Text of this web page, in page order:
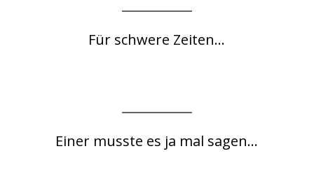
Für schwere Zeiten...
Einer musste es ja mal sagen...